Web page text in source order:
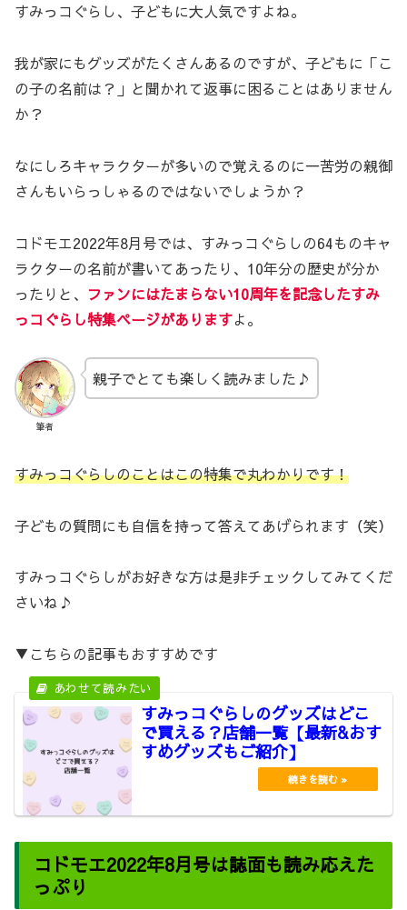
すみっコぐらし、子どもに大人気ですよね。
我が家にもグッズがたくさんあるのですが、子どもに「こ
の子の名前は？」と聞かれて返事に困ることはありません
か？
なにしろキャラクターが多いので覚えるのに一苦労の親御
さんもいらっしゃるのではないでしょうか？
コドモエ2022年8月号では、すみっコぐらしの64ものキャ
ラクターの名前が書いてあったり、10年分の歴史が分か
ったりと、 ファンにはたまらない10周年を記念したすみ
っコぐらし特集ページがありますよ。
筆者
親子でとても楽しく読みました♪
すみっコぐらしのことはこの特集で丸わかりです！
子どもの質問にも自信を持って答えてあげられます（笑）
すみっコぐらしがお好きな方は是非チェックしてみてくだ
さいね♪
▼こちらの記事もおすすめです
すみっコぐらしのグッズはどこ
で買える？店舗一覧【最新&おす
すめグッズもご紹介】
コドモエ2022年8月号は誌面も読み応えた
っぷり